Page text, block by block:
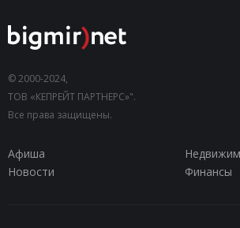
© 2000-2024,
ТОВ «КЕПРЕЙТ ПАРТНЕРС»".
Все права защищены.
Афиша
Новости
Финансы